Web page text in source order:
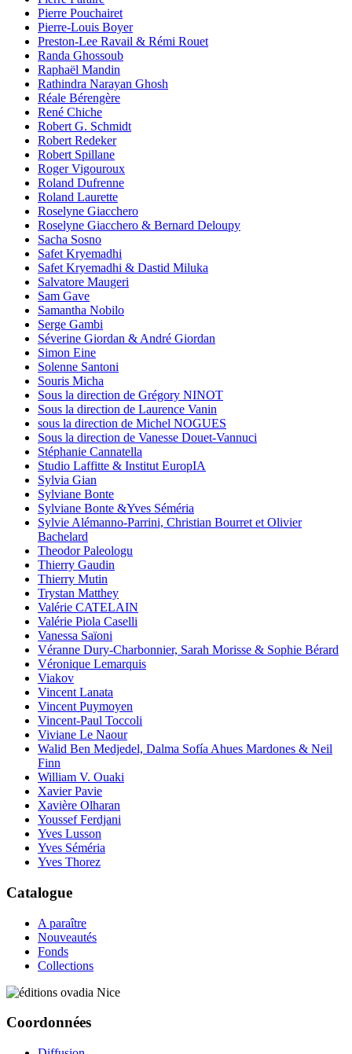
Pierre Pouchairet
Pierre-Louis Boyer
Preston-Lee Ravail & Rémi Rouet
Randa Ghossoub
Raphaël Mandin
Rathindra Narayan Ghosh
Réale Bérengère
René Chiche
Robert G. Schmidt
Robert Redeker
Robert Spillane
Roger Vigouroux
Roland Dufrenne
Roland Laurette
Roselyne Giacchero
Roselyne Giacchero & Bernard Deloupy
Sacha Sosno
Safet Kryemadhi
Safet Kryemadhi & Dastid Miluka
Salvatore Maugeri
Sam Gave
Samantha Nobilo
Serge Gambi
Séverine Giordan & André Giordan
Simon Eine
Solenne Santoni
Souris Micha
Sous la direction de Grégory NINOT
Sous la direction de Laurence Vanin
sous la direction de Michel NOGUES
Sous la direction de Vanesse Douet-Vannuci
Stéphanie Cannatella
Studio Laffitte & Institut EuropIA
Sylvia Gian
Sylviane Bonte
Sylviane Bonte &Yves Séméria
Sylvie Alémanno-Parrini, Christian Bourret et Olivier
Bachelard
Theodor Paleologu
Thierry Gaudin
Thierry Mutin
Trystan Matthey
Valérie CATELAIN
Valérie Piola Caselli
Vanessa Saïoni
Véranne Dury-Charbonnier, Sarah Morisse & Sophie Bérard
Véronique Lemarquis
Viakov
Vincent Lanata
Vincent Puymoyen
Vincent-Paul Toccoli
Viviane Le Naour
Walid Ben Medjedel, Dalma Sofía Ahues Mardones & Neil
Finn
William V. Ouaki
Xavier Pavie
Xavière Olharan
Youssef Ferdjani
Yves Lusson
Yves Séméria
Yves Thorez
Catalogue
A paraître
Nouveautés
Fonds
Collections
Coordonnées